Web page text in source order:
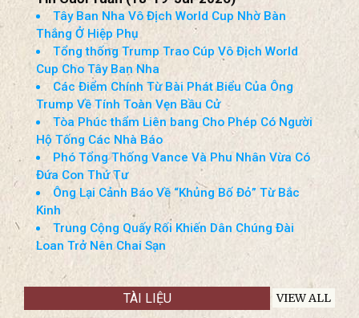
Tin Cuối Tuần (18-19-Jul-2026)
Tây Ban Nha Vô Địch World Cup Nhờ Bàn
Thắng Ở Hiệp Phụ
Tổng thống Trump Trao Cúp Vô Địch World
Cup Cho Tây Ban Nha
Các Điểm Chính Từ Bài Phát Biểu Của Ông
Trump Về Tính Toàn Vẹn Bầu Cử
Tòa Phúc thẩm Liên bang Cho Phép Có Người
Hộ Tống Các Nhà Báo
Phó Tổng Thống Vance Và Phu Nhân Vừa Có
Đứa Con Thứ Tư
Ông Lại Cảnh Báo Về “Khủng Bố Đỏ” Từ Bắc
Trung Cộng Quấy Rối Khiến Dân Chúng Đài